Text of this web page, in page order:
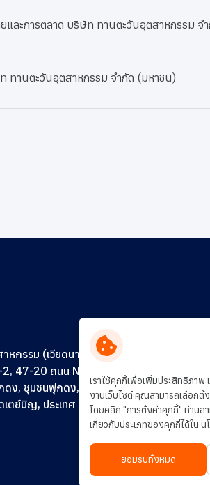
และการตลาด บริษัท ทานตะวันอุตสาหกรรม จ
ทานตะวันอุตสาหกรรม จำกัด (มหาชน)
หกรรม (เวียดนาม)
47-20 ถนน N16
ดง, ชุมชนฟุกดง,
เตย์นิญ, ประเทศ
ติดต่อเรา
ร่วมงานกับเรา
การพัฒนาอย่
เราใช้คุกกี้เพื่อเพิ่มประสิทธิภา
งานเว็บไซต์ คุณสามารถเลือกตั้
โดยคลิก "การตั้งค่าคุกกี้" ท่านส
เกี่ยวกับประเภทของคุกกี้ได้ใน น
ยอมรับทั้งหมด